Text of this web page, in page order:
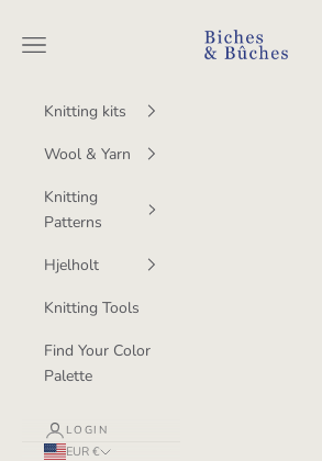
BichesetBuches
Navigation menu
Knitting kits
Wool & Yarn
Knitting
Patterns
Hjelholt
Knitting Tools
Find Your Color
Palette
LOGIN
EUR €